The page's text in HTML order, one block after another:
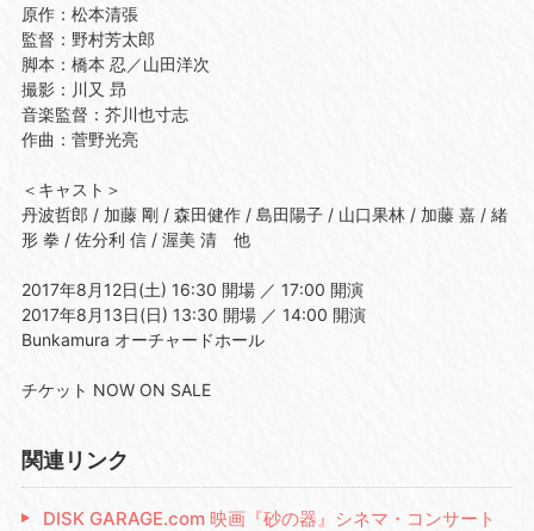
原作：松本清張
監督：野村芳太郎
脚本：橋本 忍／山田洋次
撮影：川又 昻
音楽監督：芥川也寸志
作曲：菅野光亮
＜キャスト＞
丹波哲郎 / 加藤 剛 / 森田健作 / 島田陽子 / 山口果林 / 加藤 嘉 / 緒
形 拳 / 佐分利 信 / 渥美 清 他
2017年8月12日(土) 16:30 開場 ／ 17:00 開演
2017年8月13日(日) 13:30 開場 ／ 14:00 開演
Bunkamura オーチャードホール
チケット NOW ON SALE
関連リンク
DISK GARAGE.com 映画『砂の器』シネマ・コンサート